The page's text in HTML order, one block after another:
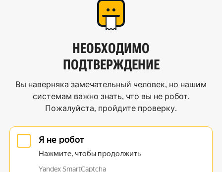
НЕОБХОДИМО
ПОДТВЕРЖДЕНИЕ
Вы наверняка замечательный человек, но нашим
системам важно знать, что вы не робот.
Пожалуйста, пройдите проверку.